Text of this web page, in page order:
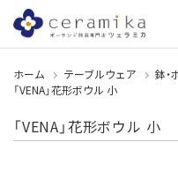
ホーム テーブルウェア 鉢・
「VENA」花形ボウル 小
「VENA」花形ボウル 小